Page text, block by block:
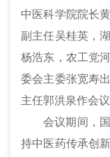
中医科学院院长
副主任吴桂英，
杨浩东，农工党
委会主委张宽寿
主任郭洪泉作会议
会议期间，
持中医药传承创